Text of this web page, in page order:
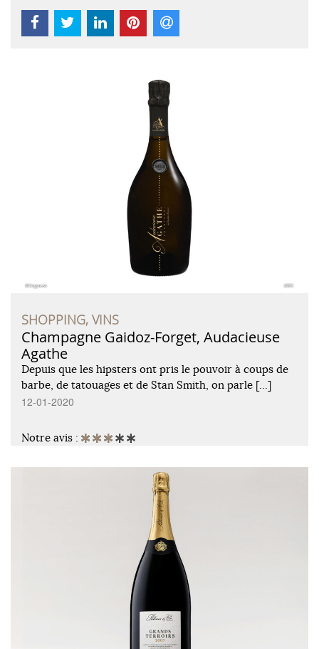
SHOPPING, VINS
Champagne Gaidoz-Forget, Audacieuse
Agathe
Depuis que les hipsters ont pris le pouvoir à coups de
barbe, de tatouages et de Stan Smith, on parle […]
12-01-2020
Notre avis :